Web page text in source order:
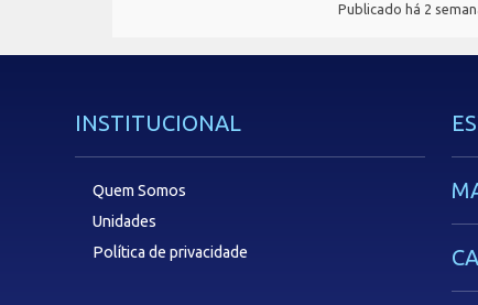
Publicado há 2
INSTITUCIONAL
Quem Somos
Unidades
Política de privacidade